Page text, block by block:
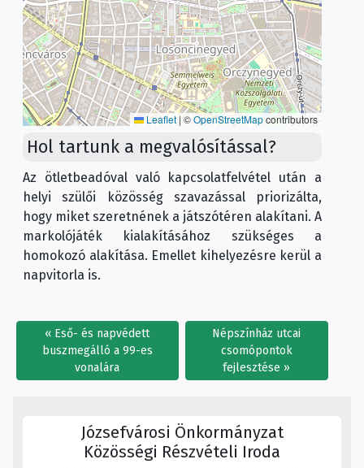
Leaflet | ©OpenStreetMapcontributors
Hol tartunk a megvalósítással?
Az ötletbeadóval való kapcsolatfelvétel után a
helyi szülői közösség szavazással priorizálta,
hogy miket szeretnének a játszótéren alakítani. A
markolójáték kialakításához szükséges a
homokozó alakítása. Emellet kihelyezésre kerül a
napvitorla is.
Eső- és napvédett
buszmegálló a 99-es
vonalára
Népszínház utcai
csomópontok
fejlesztése
Józsefvárosi Önkormányzat
Közösségi Részvételi Iroda